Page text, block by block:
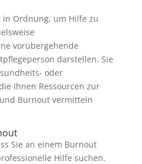
in Ordnung, um Hilfe zu
vorübergehende
darstellen. Sie
oder
Ihnen Ressourcen zur
Burnout vermitteln
Sie an einem Burnout
Hilfe suchen.